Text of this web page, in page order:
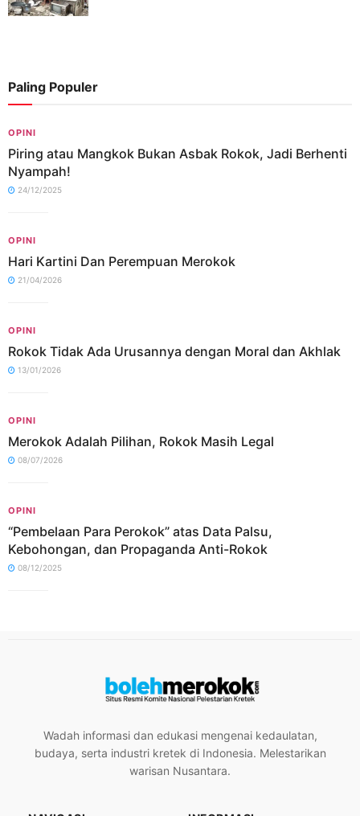
Paling Populer
OPINI
Piring atau Mangkok Bukan Asbak Rokok, Jadi Berhenti
Nyampah!
24/12/2025
OPINI
Hari Kartini Dan Perempuan Merokok
21/04/2026
OPINI
Rokok Tidak Ada Urusannya dengan Moral dan Akhlak
13/01/2026
OPINI
Merokok Adalah Pilihan, Rokok Masih Legal
08/07/2026
OPINI
“Pembelaan Para Perokok” atas Data Palsu,
Kebohongan, dan Propaganda Anti-Rokok
08/12/2025
Wadah informasi dan edukasi mengenai kedaulatan,
budaya, serta industri kretek di Indonesia. Melestarikan
warisan Nusantara.